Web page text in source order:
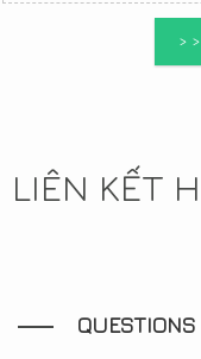
LIÊN KẾT
QUESTIONS